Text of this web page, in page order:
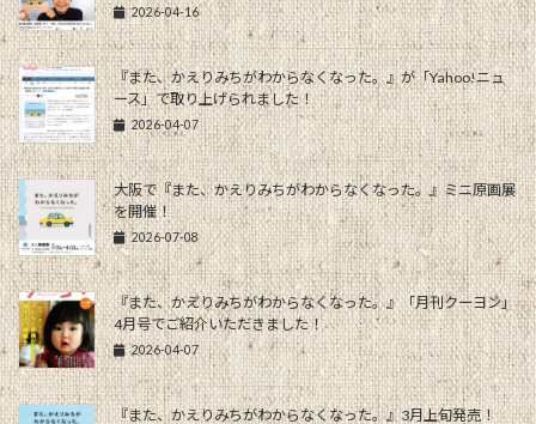
2026-04-16
『また、かえりみちがわからなくなった。』が「Yahoo!ニュ
ース」で取り上げられました！
2026-04-07
大阪で『また、かえりみちがわからなくなった。』ミニ原画展
を開催！
2026-07-08
『また、かえりみちがわからなくなった。』「月刊クーヨン」
4月号でご紹介いただきました！
2026-04-07
『また、かえりみちがわからなくなった。』3月上旬発売！